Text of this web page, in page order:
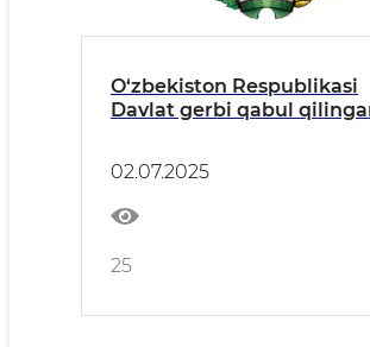
O‘zbekiston Respublikasi
Davlat gerbi qabul
02.07.2025
25